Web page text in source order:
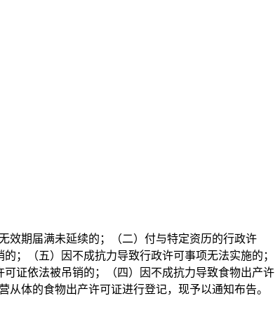
期届满未延续的；（二）付与特定资历的行政许
；（五）因不成抗力导致行政许可事项无法实施的；
证依法被吊销的；（四）因不成抗力导致食物出产许
体的食物出产许可证进行登记，现予以通知布告。